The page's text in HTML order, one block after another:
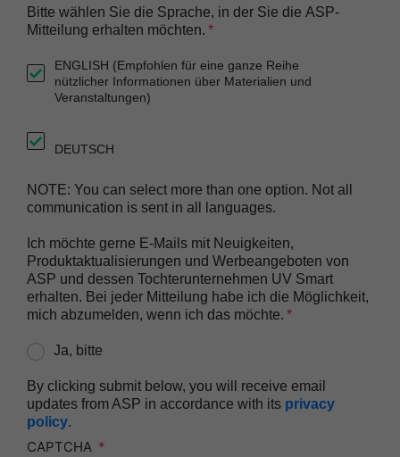
Bitte wählen Sie die Sprache, in der Sie die ASP-
Mitteilung erhalten möchten.
ENGLISH (Empfohlen für eine ganze Reihe
nützlicher Informationen über Materialien und
Veranstaltungen)
DEUTSCH
NOTE: You can select more than one option. Not all
communication is sent in all languages.
Ich möchte gerne E-Mails mit Neuigkeiten,
Produktaktualisierungen und Werbeangeboten von
ASP und dessen Tochterunternehmen UV Smart
erhalten. Bei jeder Mitteilung habe ich die Möglichkeit,
mich abzumelden, wenn ich das möchte.
Ja, bitte
By clicking submit below, you will receive email
updates from ASP in accordance with its privacy
policy.
CAPTCHA